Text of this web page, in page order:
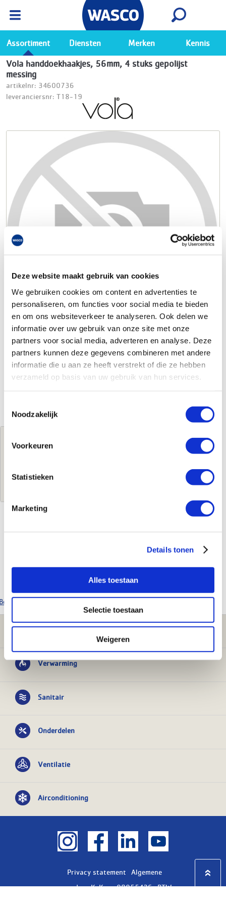
Deze website maakt gebruik van cookies
We gebruiken cookies om content en advertenties te
personaliseren, om functies voor social media te bieden
en om ons websiteverkeer te analyseren. Ook delen we
informatie over uw gebruik van onze site met onze
partners voor social media, adverteren en analyse. Deze
partners kunnen deze gegevens combineren met andere
informatie die u aan ze heeft verstrekt of die ze hebben
verzameld op basis van uw gebruik van hun services.
Noodzakelijk
Voorkeuren
Statistieken
Marketing
Details tonen
Alles toestaan
Selectie toestaan
Weigeren
Ga naar de Wasco app
Bekijk
Assortiment Diensten Merken Kennis
Vola handdoekhaakjes, 56mm, 4 stuks gepolijst
messing
artikelnr: 34600736
leveranciersnr: T18-19
Log in voor jouw prijs
Kenmerken
Leverancierscode
T18-19
5703182218199
alle Vola producten
Klantenservice
Verwarming
Sanitair
Onderdelen
Ventilatie
Airconditioning
Privacy statement
Algemene
voorwaarden KvK nr: 08055426 BTW nr: